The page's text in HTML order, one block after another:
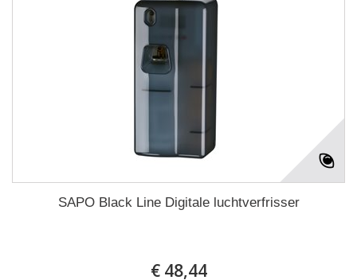
SAPO Black Line Digitale luchtverfrisser
€ 48,44